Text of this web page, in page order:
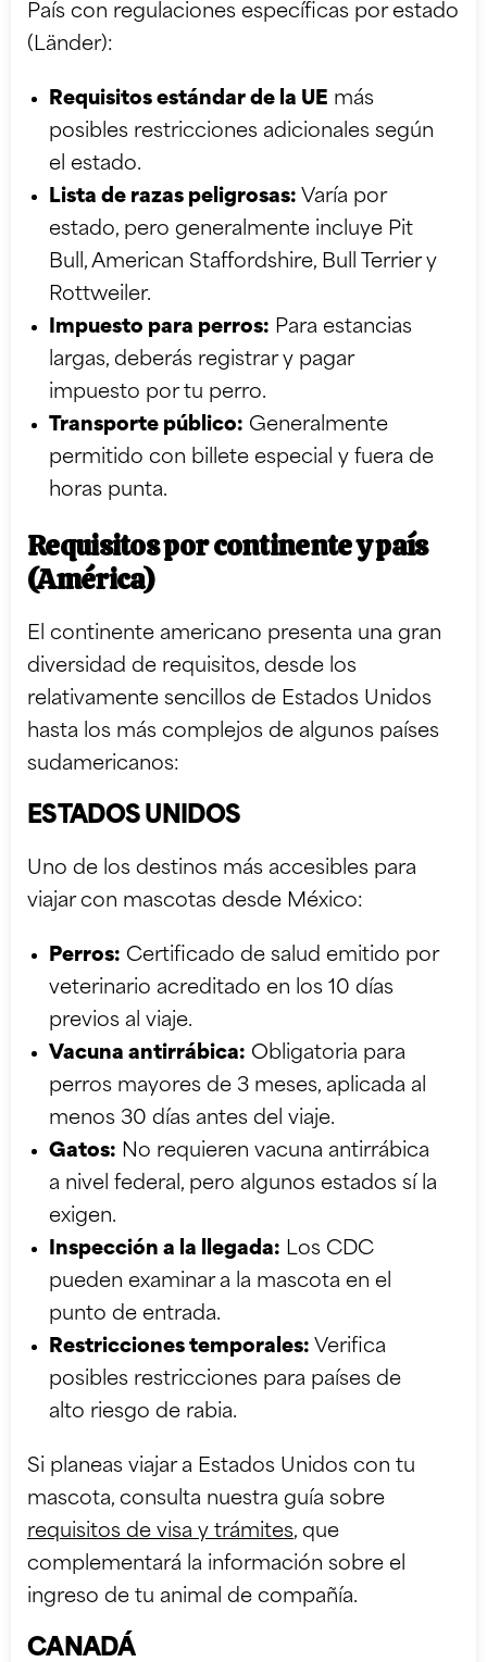
País con regulaciones específicas por estado
(Länder):
Requisitos estándar de la UE más
posibles restricciones adicionales según
el estado.
Lista de razas peligrosas: Varía por
estado, pero generalmente incluye Pit
Bull, American Staffordshire, Bull Terrier y
Rottweiler.
Impuesto para perros: Para estancias
largas, deberás registrar y pagar
impuesto por tu perro.
Transporte público: Generalmente
permitido con billete especial y fuera de
horas punta.
Requisitos por continente y país
(América)
El continente americano presenta una gran
diversidad de requisitos, desde los
relativamente sencillos de Estados Unidos
hasta los más complejos de algunos países
sudamericanos:
ESTADOS UNIDOS
Uno de los destinos más accesibles para
viajar con mascotas desde México:
Perros: Certificado de salud emitido por
veterinario acreditado en los 10 días
previos al viaje.
Vacuna antirrábica: Obligatoria para
perros mayores de 3 meses, aplicada al
menos 30 días antes del viaje.
Gatos: No requieren vacuna antirrábica
a nivel federal, pero algunos estados sí la
exigen.
Inspección a la llegada: Los CDC
pueden examinar a la mascota en el
punto de entrada.
Restricciones temporales: Verifica
posibles restricciones para países de
alto riesgo de rabia.
Si planeas viajar a Estados Unidos con tu
mascota, consulta nuestra guía sobre
requisitos de visa y trámites, que
complementará la información sobre el
ingreso de tu animal de compañía.
CANADÁ